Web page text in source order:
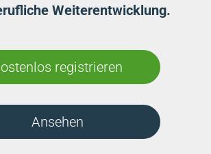
Weiterentwicklung.
registrieren
Ansehen